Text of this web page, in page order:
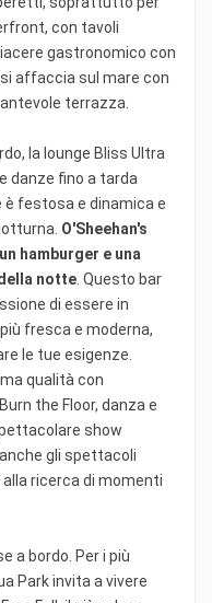
con tavoli
gastronomico con
affaccia sul mare con
terrazza.
la lounge Bliss Ultra
danze fino a tarda
festosa e dinamica e
O'Sheehan's
hamburger e una
notte . Questo bar
di essere in
fresca e moderna,
le tue esigenze.
qualità con
the Floor, danza e
show
gli spettacoli
ricerca di momenti
a bordo. Per i più
Park invita a vivere